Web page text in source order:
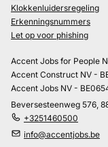
Klokkenluidersregeling
Erkenningsnummers
Let op voor phishing
Accent Jobs for People
Accent Construct NV -
Accent Jobs NV -
Beversesteenweg 576,
+3251460500
info@accentjobs.be